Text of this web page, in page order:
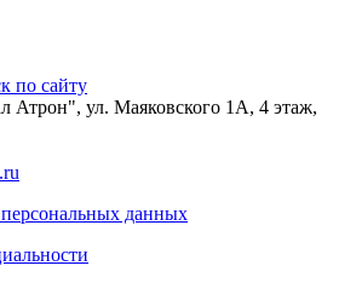
по сайту
Атрон", ул. Маяковского 1А, 4 этаж,
данных